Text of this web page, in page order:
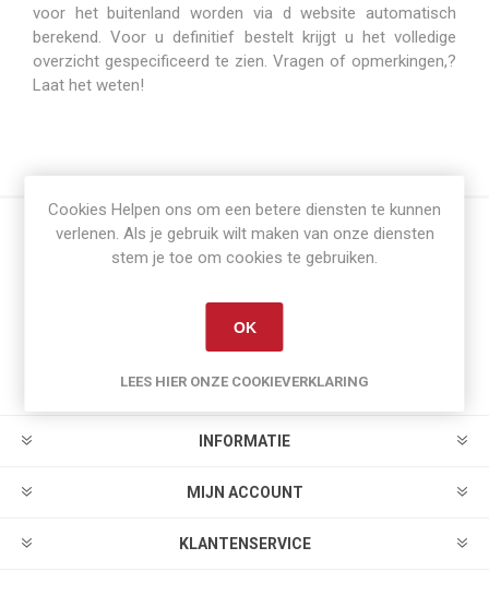
voor het buitenland worden via d website automatisch
berekend. Voor u definitief bestelt krijgt u het volledige
overzicht gespecificeerd te zien. Vragen of opmerkingen,?
Laat het weten!
Nieuwsbrief
INFORMATIE
MIJN ACCOUNT
KLANTENSERVICE
Cookies Helpen ons om een betere diensten te kunnen
verlenen. Als je gebruik wilt maken van onze diensten
stem je toe om cookies te gebruiken.
OK
LEES HIER ONZE COOKIEVERKLARING